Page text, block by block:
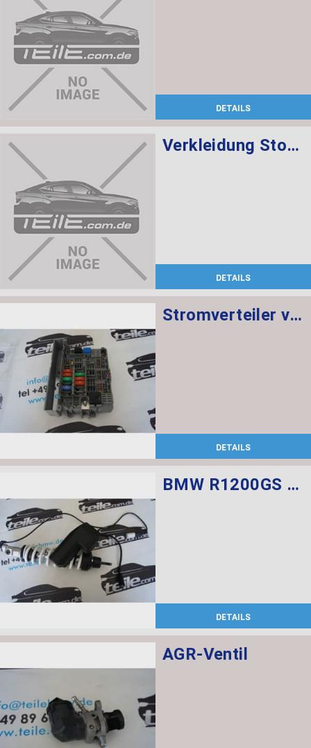
DETAILS
Verkleidung Stossfänger grundiert vorn BASIS
DETAILS
Stromverteiler vorne
DETAILS
BMW R1200GS Federbein vorn ESA
DETAILS
AGR-Ventil